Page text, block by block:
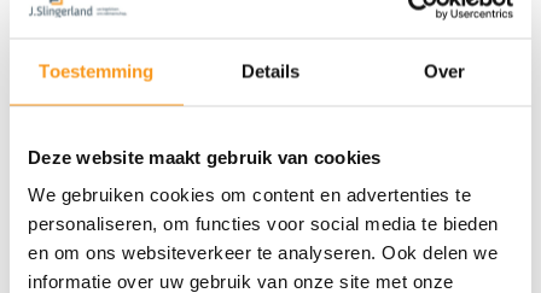
Toestemming Details Over
Deze website maakt gebruik van cookies
We gebruiken cookies om content en advertenties te
personaliseren, om functies voor social media te bieden
en om ons websiteverkeer te analyseren. Ook delen we
informatie over uw gebruik van onze site met onze